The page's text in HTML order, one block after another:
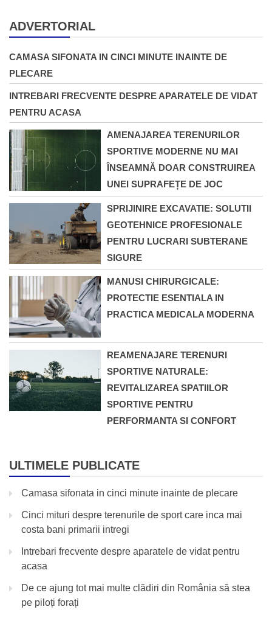
ADVERTORIAL
CAMASA SIFONATA IN CINCI MINUTE INAINTE DE
PLECARE
INTREBARI FRECVENTE DESPRE APARATELE DE VIDAT
PENTRU ACASA
AMENAJAREA TERENURILOR
SPORTIVE MODERNE NU MAI
ÎNSEAMNĂ DOAR CONSTRUIREA
UNEI SUPRAFEȚE DE JOC
SPRIJINIRE EXCAVATIE: SOLUTII
GEOTEHNICE PROFESIONALE
PENTRU LUCRARI SUBTERANE
SIGURE
MANUSI CHIRURGICALE:
PROTECTIE ESENTIALA IN
PRACTICA MEDICALA MODERNA
REAMENAJARE TERENURI
SPORTIVE NATURALE:
REVITALIZAREA SPATIILOR
SPORTIVE PENTRU
PERFORMANTA SI CONFORT
ULTIMELE PUBLICATE
Camasa sifonata in cinci minute inainte de plecare
Cinci mituri despre terenurile de sport care inca mai
costa bani primarii intregi
Intrebari frecvente despre aparatele de vidat pentru
acasa
De ce ajung tot mai multe clădiri din România să stea
pe piloți forați